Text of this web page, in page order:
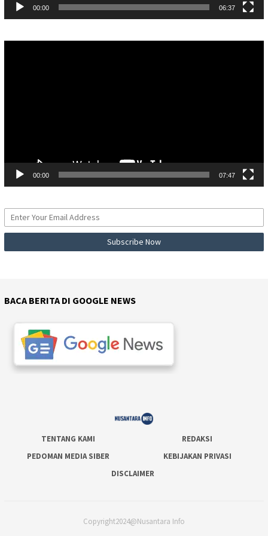
00:00 06:37
00:00 07:47
BACA BERITA DI GOOGLE NEWS
TENTANG KAMI
REDAKSI
PEDOMAN MEDIA SIBER
KEBIJAKAN PRIVASI
DISCLAIMER
Copyright2024@Nusantara Info